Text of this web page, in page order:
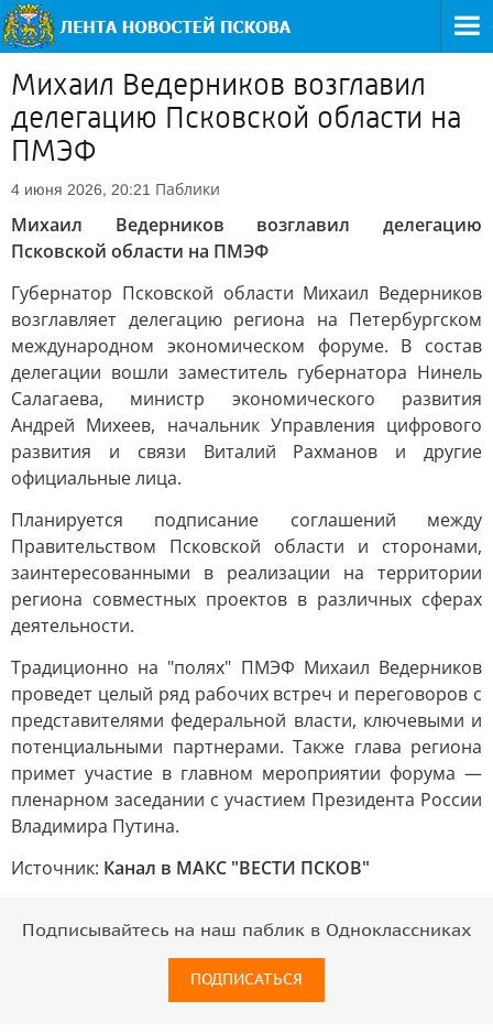
Михаил Ведерников возглавил
делегацию Псковской области на
ПМЭФ
4 июня 2026, 20:21 Паблики
Михаил Ведерников возглавил делегацию
Псковской области на ПМЭФ
Губернатор Псковской области Михаил Ведерников
возглавляет делегацию региона на Петербургском
международном экономическом форуме. В состав
делегации вошли заместитель губернатора Нинель
Салагаева, министр экономического развития
Андрей Михеев, начальник Управления цифрового
развития и связи Виталий Рахманов и другие
официальные лица.
Планируется подписание соглашений между
Правительством Псковской области и сторонами,
заинтересованными в реализации на территории
региона совместных проектов в различных сферах
деятельности.
Традиционно на "полях" ПМЭФ Михаил Ведерников
проведет целый ряд рабочих встреч и переговоров с
представителями федеральной власти, ключевыми и
потенциальными партнерами. Также глава региона
примет участие в главном мероприятии форума —
пленарном заседании с участием Президента России
Владимира Путина.
Источник: Канал в МАКС "ВЕСТИ ПСКОВ"
Подписывайтесь на наш паблик в Одноклассниках
ПОДПИСАТЬСЯ